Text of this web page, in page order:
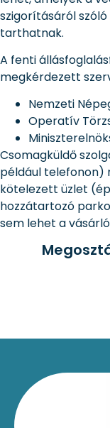
szigorításáról
tarthatnak.
A fenti
megkérdezett
Nemzeti
Operatív
Csomagküldő
például telefonon)
kötelezett üzlet
hozzátartozó
sem lehet a